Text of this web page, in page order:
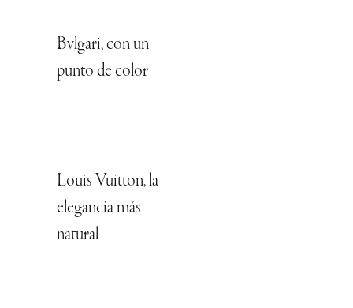
Bvlgari, con un
punto de color
Louis Vuitton, la
elegancia más
natural